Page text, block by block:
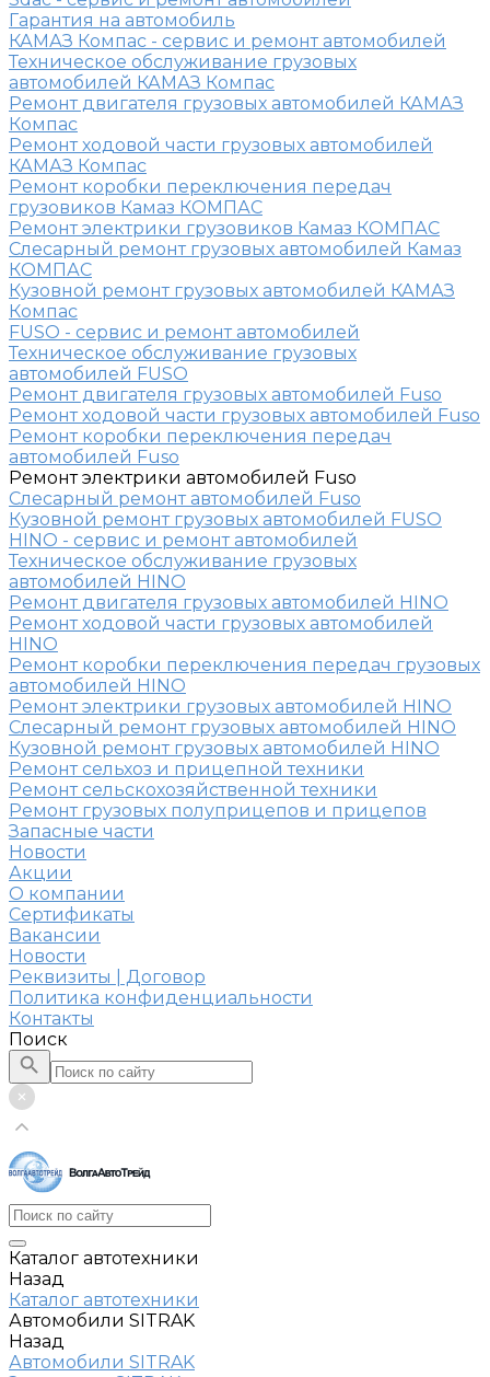
Гарантия на автомобиль
КАМАЗ Компас - сервис и ремонт автомобилей
Техническое обслуживание грузовых
автомобилей КАМАЗ Компас
Ремонт двигателя грузовых автомобилей КАМАЗ
Компас
Ремонт ходовой части грузовых автомобилей
КАМАЗ Компас
Ремонт коробки переключения передач
грузовиков Камаз КОМПАС
Ремонт электрики грузовиков Камаз КОМПАС
Слесарный ремонт грузовых автомобилей Камаз
КОМПАС
Кузовной ремонт грузовых автомобилей КАМАЗ
Компас
FUSO - сервис и ремонт автомобилей
Техническое обслуживание грузовых
автомобилей FUSO
Ремонт двигателя грузовых автомобилей Fuso
Ремонт ходовой части грузовых автомобилей Fuso
Ремонт коробки переключения передач
автомобилей Fuso
Ремонт электрики автомобилей Fuso
Слесарный ремонт автомобилей Fuso
Кузовной ремонт грузовых автомобилей FUSO
HINO - сервис и ремонт автомобилей
Техническое обслуживание грузовых
автомобилей HINO
Ремонт двигателя грузовых автомобилей HINO
Ремонт ходовой части грузовых автомобилей
HINO
Ремонт коробки переключения передач грузовых
автомобилей HINO
Ремонт электрики грузовых автомобилей HINO
Слесарный ремонт грузовых автомобилей HINO
Кузовной ремонт грузовых автомобилей HINO
Ремонт сельхоз и прицепной техники
Ремонт сельскохозяйственной техники
Ремонт грузовых полуприцепов и прицепов
Запасные части
Новости
Акции
О компании
Сертификаты
Вакансии
Новости
Реквизиты | Договор
Политика конфиденциальности
Контакты
Поиск
Каталог автотехники
Назад
Каталог автотехники
Автомобили SITRAK
Назад
Автомобили SITRAK